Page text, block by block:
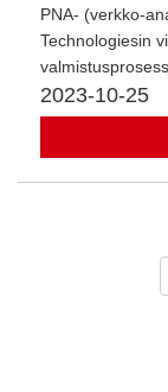
PNA- (verkko-
Technologiesin
2023-10-25